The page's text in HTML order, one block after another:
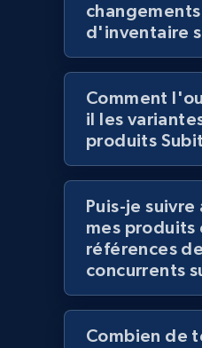
price, Currency, Stock,
992+ 165+
Lazada - Products -
seller URL
price, Currency, Stock,
changements
d'inventaire
Comment
il les
produits
Puis-je suivre
mes produits
références
concurrents
Combien de